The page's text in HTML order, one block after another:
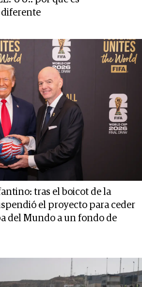
tras el boicot de la
el proyecto para ceder
del Mundo a un fondo de